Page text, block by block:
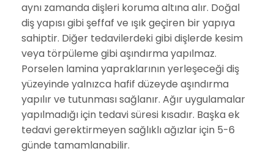
aynı zamanda dişleri koruma altına alır. Doğal
diş yapısı gibi şeffaf ve ışık geçiren bir yapıya
sahiptir. Diğer tedavilerdeki gibi dişlerde kesim
veya törpüleme gibi aşındırma yapılmaz.
Porselen lamina yapraklarının yerleşeceği diş
yüzeyinde yalnızca hafif düzeyde aşındırma
yapılır ve tutunması sağlanır. Ağır uygulamalar
yapılmadığı için tedavi süresi kısadır. Başka ek
tedavi gerektirmeyen sağlıklı ağızlar için 5-6
günde tamamlanabilir.